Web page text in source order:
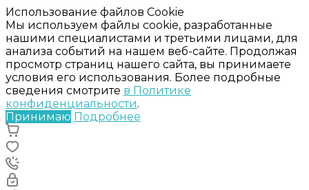
Использование файлов Cookie
Мы используем файлы cookie, разработанные
нашими специалистами и третьими лицами, для
анализа событий на нашем веб-сайте. Продолжая
просмотр страниц нашего сайта, вы принимаете
условия его использования. Более подробные
сведения смотрите в Политике
конфиденциальности.
Принимаю Подробнее